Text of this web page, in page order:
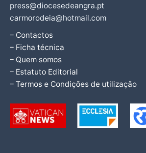
press@diocesedeangra.pt
carmorodeia@hotmail.com
– Contactos
– Ficha técnica
– Quem somos
– Estatuto Editorial
– Termos e Condições de utilização